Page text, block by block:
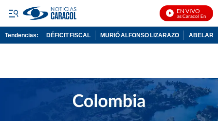
EN VIVO
Noticias Caracol En Vivo
Tendencias: DÉFICIT FISCAL MURIÓ ALFONSO LIZARAZO